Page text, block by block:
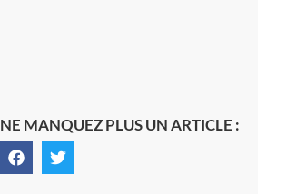
NE MANQUEZ PLUS UN ARTICLE :